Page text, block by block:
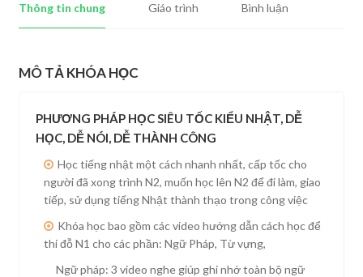
Thông tin chung Giáo trình Bình luận
MÔ TẢ KHÓA HỌC
PHƯƠNG PHÁP HỌC SIÊU TỐC KIỂU NHẬT, DỄ
HỌC, DỄ NÓI, DỄ THÀNH CÔNG
Học tiếng nhật một cách nhanh nhất, cấp tốc cho
người đã xong trình N2, muốn học lên N2 để đi làm, giao
tiếp, sử dụng tiếng Nhật thành thạo trong công việc
Khóa học bao gồm các video hướng dẫn cách học để
thi đỗ N1 cho các phần: Ngữ Pháp, Từ vựng,
Ngữ pháp: 3 video nghe giúp ghi nhớ toàn bộ ngữ